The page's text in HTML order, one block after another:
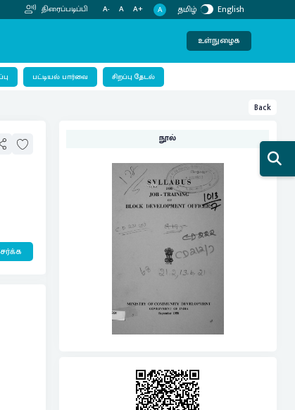
திரைப்படிப்பி A- A A+ A தமிழ் English
உள்நுழைக
பட்டியல் பார்வை சிறப்பு தேடல்
Back
நூல்